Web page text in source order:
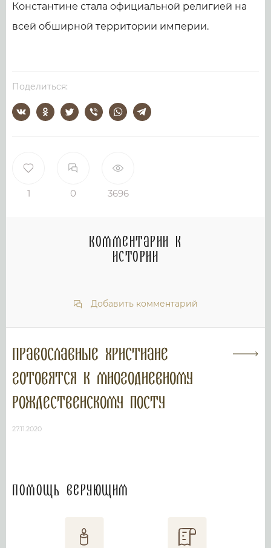
1 0 3696
Константине стала официальной религией на
всей обширной территории империи.
Поделиться:
Комментарии к
истории
Добавить комментарий
Православные христиане
готовятся к многодневному
Рождественскому посту
27.11.2020
Помощь верующим